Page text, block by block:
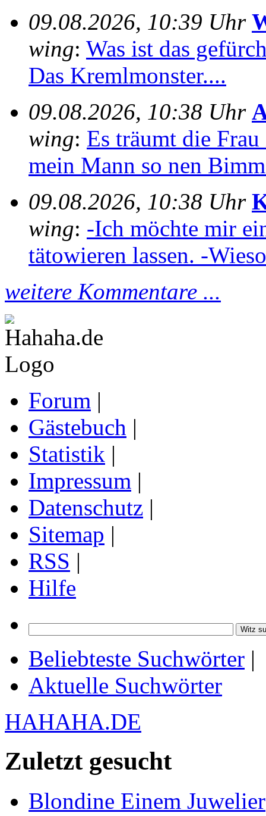
09.08.2026, 10:39 Uhr
wing: Was ist das
Das Kremlmonster....
09.08.2026, 10:38 Uhr
wing: Es träumt die
mein Mann so nen
09.08.2026, 10:38 Uhr
wing: -Ich möchte mir
tätowieren lassen. -
weitere Kommentare ...
Forum |
Gästebuch |
Statistik |
Impressum |
Datenschutz |
Sitemap |
RSS |
Hilfe
Beliebteste Suchwörter |
Aktuelle Suchwörter
HAHAHA.DE
Zuletzt gesucht
Blondine Einem Juwelier